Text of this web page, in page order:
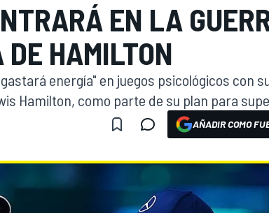
EN LA
HAMILTON
energía" en juegos psicológicos con
Hamilton, como parte de su plan para
AÑADIR COMO